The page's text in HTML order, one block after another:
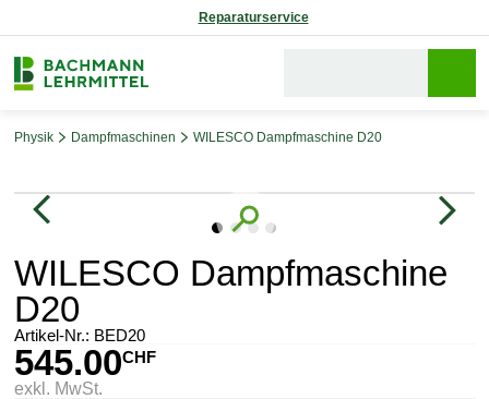
Reparaturservice
Physik Dampfmaschinen WILESCO Dampfmaschine D20
Bildergalerie überspringen
WILESCO Dampfmaschine
D20
Artikel-Nr.: BED20
545.00CHF
exkl. MwSt.